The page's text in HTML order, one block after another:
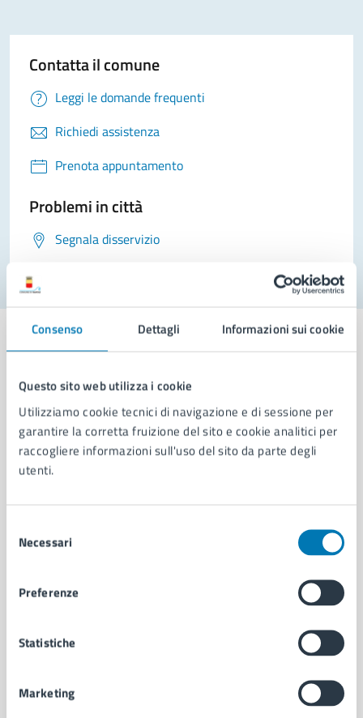
Consenso Dettagli Informazioni sui cookie
Questo sito web utilizza i cookie
Utilizziamo cookie tecnici di navigazione e di sessione per
garantire la corretta fruizione del sito e cookie analitici per
raccogliere informazioni sull'uso del sito da parte degli
utenti.
delNecessari
Preferenze
Statistiche
Marketing
Contatta il comune
Leggi le domande frequenti
Richiedi assistenza
Prenota appuntamento
Problemi in città
Segnala disservizio
Comune di Napoli
AMMINISTRAZIONE
Aree amministrative
Enti e fondazioni
Personale amministrativo